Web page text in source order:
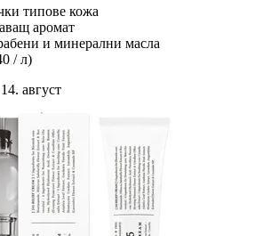
типове кожа
аромат
и минерални масла
/ л)
август